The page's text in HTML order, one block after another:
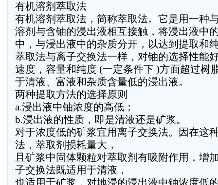
有机溶剂萃取法
有机溶剂萃取法，简称萃取法。它是用一种
溶剂与含铀的浸出液相互接触，将浸出液中
中，与浸出液中的杂质分开，以达到提取和
萃取法与离子交换法一样，对铀的选择性能
速度，容量和纯度 (一定条件下 )方面超过树
于清液、富液和杂质含量低的浸出液。
两种提取方法的选择原则
a.浸出液中铀浓度的高低；
b.浸出液的性质，即是清液还是矿浆。
对于浓度低的矿浆宜用离子交换法。因在这
法，萃取剂损耗量大，
且矿浆中固体颗粒对萃取剂有吸附作用，增
子交换法既适用于清液，
也适用于矿浆，对地浸的浸出液中铀浓度低